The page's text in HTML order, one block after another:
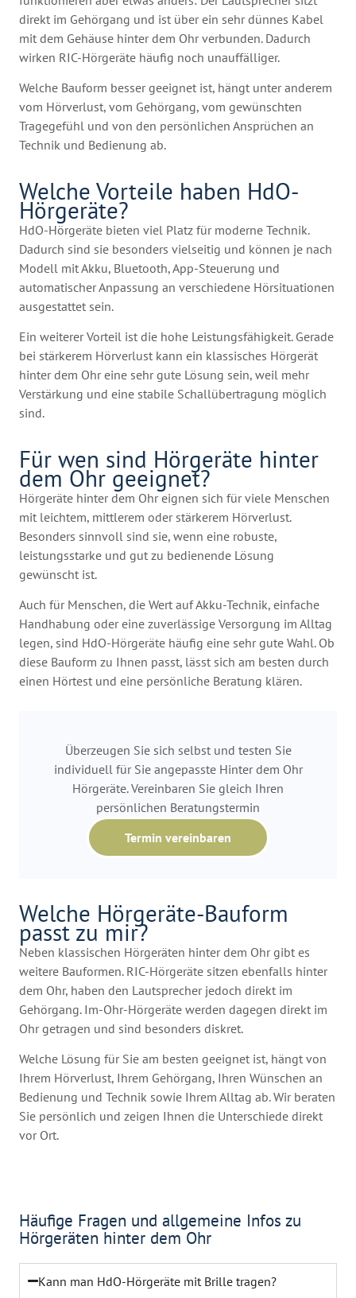
direkt im Gehörgang und ist über ein sehr dünnes Kabel
mit dem Gehäuse hinter dem Ohr verbunden. Dadurch
wirken RIC-Hörgeräte häufig noch unauffälliger.
Welche Bauform besser geeignet ist, hängt unter anderem
vom Hörverlust, vom Gehörgang, vom gewünschten
Tragegefühl und von den persönlichen Ansprüchen an
Technik und Bedienung ab.
Welche Vorteile haben HdO-
Hörgeräte?
HdO-Hörgeräte bieten viel Platz für moderne Technik.
Dadurch sind sie besonders vielseitig und können je nach
Modell mit Akku, Bluetooth, App-Steuerung und
automatischer Anpassung an verschiedene Hörsituationen
ausgestattet sein.
Ein weiterer Vorteil ist die hohe Leistungsfähigkeit. Gerade
bei stärkerem Hörverlust kann ein klassisches Hörgerät
hinter dem Ohr eine sehr gute Lösung sein, weil mehr
Verstärkung und eine stabile Schallübertragung möglich
sind.
Für wen sind Hörgeräte hinter
dem Ohr geeignet?
Hörgeräte hinter dem Ohr eignen sich für viele Menschen
mit leichtem, mittlerem oder stärkerem Hörverlust.
Besonders sinnvoll sind sie, wenn eine robuste,
leistungsstarke und gut zu bedienende Lösung
gewünscht ist.
Auch für Menschen, die Wert auf Akku-Technik, einfache
Handhabung oder eine zuverlässige Versorgung im Alltag
legen, sind HdO-Hörgeräte häufig eine sehr gute Wahl. Ob
diese Bauform zu Ihnen passt, lässt sich am besten durch
einen Hörtest und eine persönliche Beratung klären.
Überzeugen Sie sich selbst und testen Sie
individuell für Sie angepasste Hinter dem Ohr
Hörgeräte. Vereinbaren Sie gleich Ihren
persönlichen Beratungstermin
Termin vereinbaren
Welche Hörgeräte-Bauform
passt zu mir?
Neben klassischen Hörgeräten hinter dem Ohr gibt es
weitere Bauformen. RIC-Hörgeräte sitzen ebenfalls hinter
dem Ohr, haben den Lautsprecher jedoch direkt im
Gehörgang. Im-Ohr-Hörgeräte werden dagegen direkt im
Ohr getragen und sind besonders diskret.
Welche Lösung für Sie am besten geeignet ist, hängt von
Ihrem Hörverlust, Ihrem Gehörgang, Ihren Wünschen an
Bedienung und Technik sowie Ihrem Alltag ab. Wir beraten
Sie persönlich und zeigen Ihnen die Unterschiede direkt
vor Ort.
Häufige Fragen und allgemeine Infos zu
Hörgeräten hinter dem Ohr
Kann man HdO-Hörgeräte mit Brille tragen?​